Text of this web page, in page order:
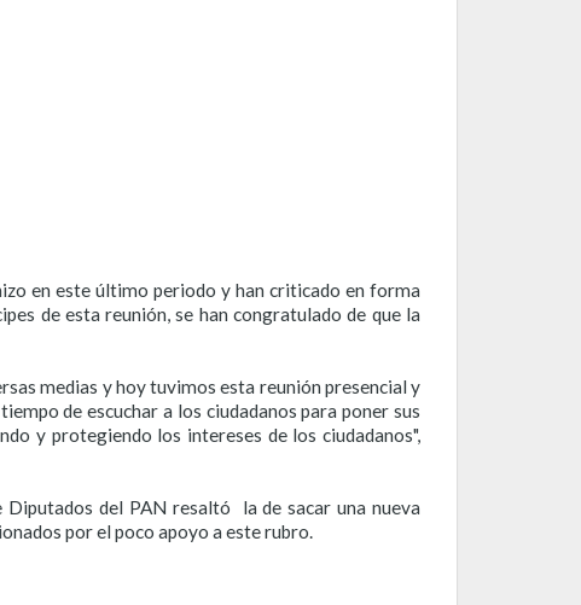
en este último periodo y han criticado en forma
de esta reunión, se han congratulado de que la
medias y hoy tuvimos esta reunión presencial y
de escuchar a los ciudadanos para poner sus
y protegiendo los intereses de los ciudadanos",
Diputados del PAN resaltó
la de sacar una nueva
por el poco apoyo a este rubro.